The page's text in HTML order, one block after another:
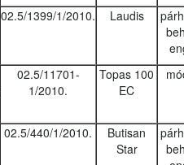
02.5/1399/1/2010. Laudis
02.5/11701-
1/2010.
Topas 100
EC
02.5/440/1/2010.
Butisan
Star